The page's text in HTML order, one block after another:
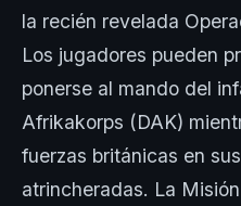
la recién revelada
Los jugadores pueden
ponerse al mando del
Afrikakorps (DAK)
fuerzas británicas en
atrincheradas. La